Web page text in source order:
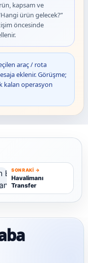
kapsam ve
ürün gelecek?”
öncesinde
araç / rota
eklenir. Görüşme;
kalan operasyon
H
SONRAKI →
Havalimanı
Transfer